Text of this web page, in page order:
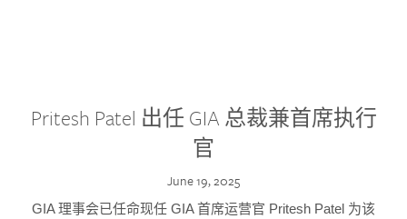
Pritesh Patel 出任 GIA 总裁兼首席执行
官
June 19, 2025
GIA 理事会已任命现任 GIA 首席运营官 Pritesh Patel 为该